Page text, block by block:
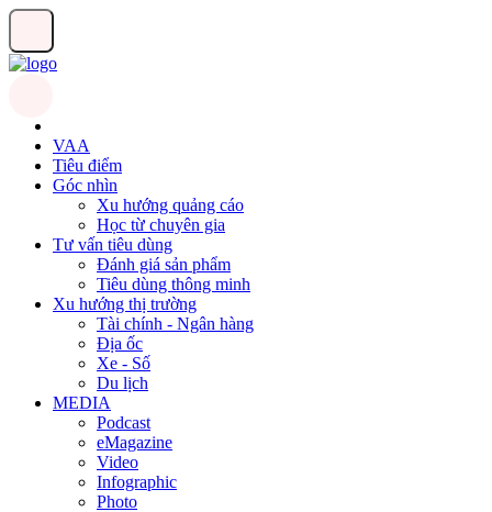
VAA
Tiêu điểm
Góc nhìn
Xu hướng quảng cáo
Học từ chuyên gia
Tư vấn tiêu dùng
Đánh giá sản phẩm
Tiêu dùng thông minh
Xu hướng thị trường
Tài chính - Ngân hàng
Địa ốc
Xe - Số
Du lịch
MEDIA
Podcast
eMagazine
Video
Infographic
Photo